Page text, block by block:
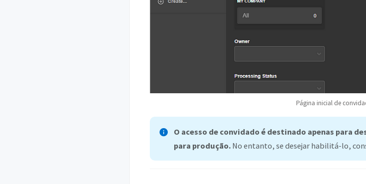
Página inicial de
O acesso de convidado é destinado apenas para
para produção. No entanto, se desejar habilitá-lo,